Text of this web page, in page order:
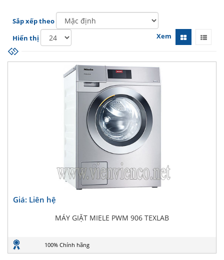
Sắp xếp theo
Hiển thị
Xem
Giá: Liên hệ
MÁY GIẶT MIELE PWM 906 TEXLAB
100% Chính hãng